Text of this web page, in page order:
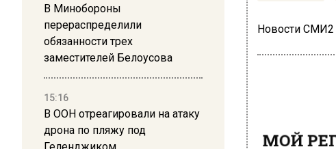
В Минобороны
перераспределили
обязанности трех
заместителей Белоусова
15:16
В ООН отреагировали на атаку
дрона по пляжу под
Новости СМИ2
МОЙ